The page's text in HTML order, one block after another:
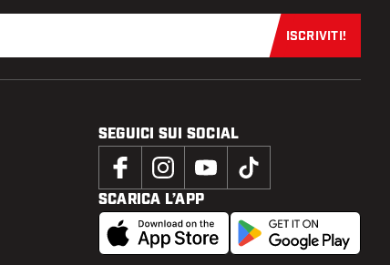
Iscriviti
ISCRIVITI!
SEGUICI SUI SOCIAL
SCARICA L’APP